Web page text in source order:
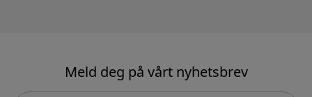
Meld deg på vårt nyhetsbrev